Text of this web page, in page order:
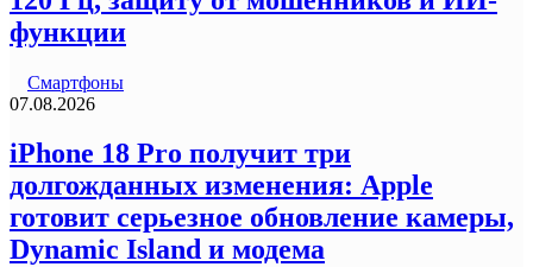
функции
Смартфоны
07.08.2026
iPhone 18 Pro получит три
долгожданных изменения: Apple
готовит серьезное обновление камеры,
Dynamic Island и модема